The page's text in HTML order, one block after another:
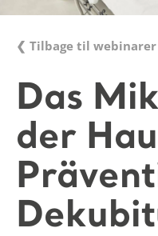
❮ Tilbage til webinarer
Das
der